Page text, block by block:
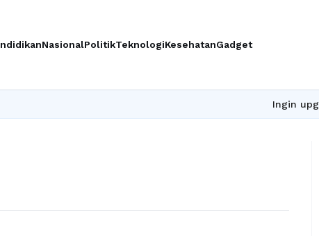
NasionalPolitikTeknologiKesehatanGadget
Ingin upgrade